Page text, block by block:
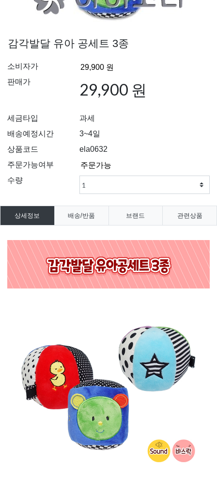
감각발달 유아 공세트 3종
소비자가
판매가
29,900 원
세금타입
과세
배송예정시간
3~4일
상품코드
ela0632
주문가능여부
수량
상세정보 배송/반품 브랜드 관련상품